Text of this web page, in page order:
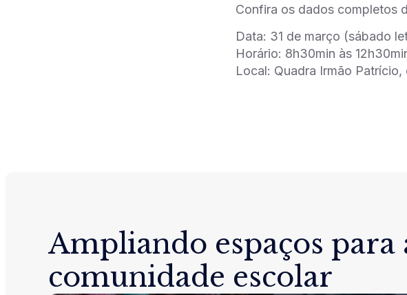
Confira os dados completos
Data: 31 de março (sábado
Horário: 8h30min às
Local: Quadra Irmão Patrício,
Ampliando espaços para
comunidade escolar